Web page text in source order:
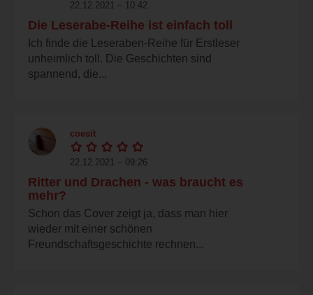
22.12.2021 – 10:42
Die Leserabe-Reihe ist einfach toll
Ich finde die Leseraben-Reihe für Erstleser
unheimlich toll. Die Geschichten sind
spannend, die...
coesit
22.12.2021 – 09:26
Ritter und Drachen - was braucht es
mehr?
Schon das Cover zeigt ja, dass man hier
wieder mit einer schönen
Freundschaftsgeschichte rechnen...